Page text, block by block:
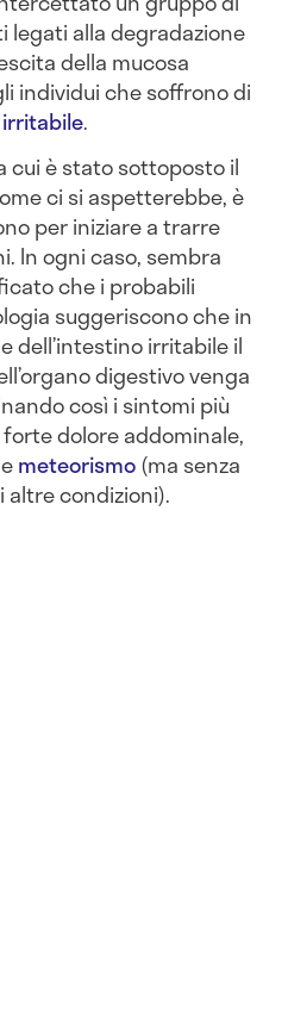
legati alla degradazione
della mucosa
individui che soffrono di
.
cui è stato sottoposto il
ci si aspetterebbe, è
per iniziare a trarre
In ogni caso, sembra
che i probabili
suggeriscono che in
dell’intestino irritabile il
digestivo venga
così i sintomi più
dolore addominale,
meteorismo(ma senza
condizioni).